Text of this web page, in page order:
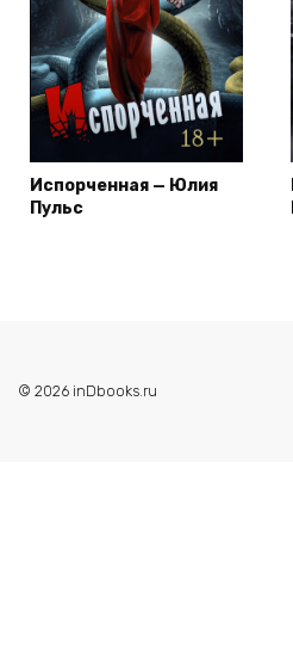
Испорченная — Юлия
Пульс
© 2026 inDbooks.ru